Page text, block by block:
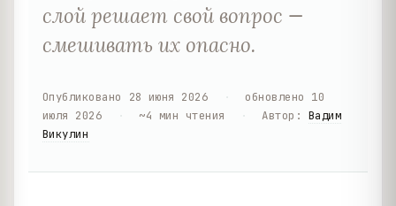
слой решает свой вопрос —
смешивать их опасно.
Опубликовано 28 июня 2026 обновлено 10
июля 2026
~4 мин чтения Автор : Вадим
Викулин